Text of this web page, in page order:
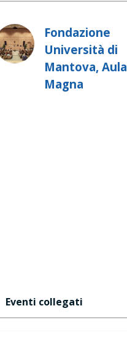
Fondazione
Università di
Mantova, Aula
Magna
Eventi collegati